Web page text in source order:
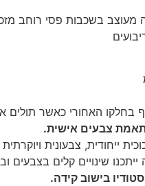
מעוצב בשכבות פסי רוחב
בחלקו האחורי כאשר תולים
צבעים אישית.
ייחודית, צבעונית
שינויים קלים בצבעים
בישוב קידה.